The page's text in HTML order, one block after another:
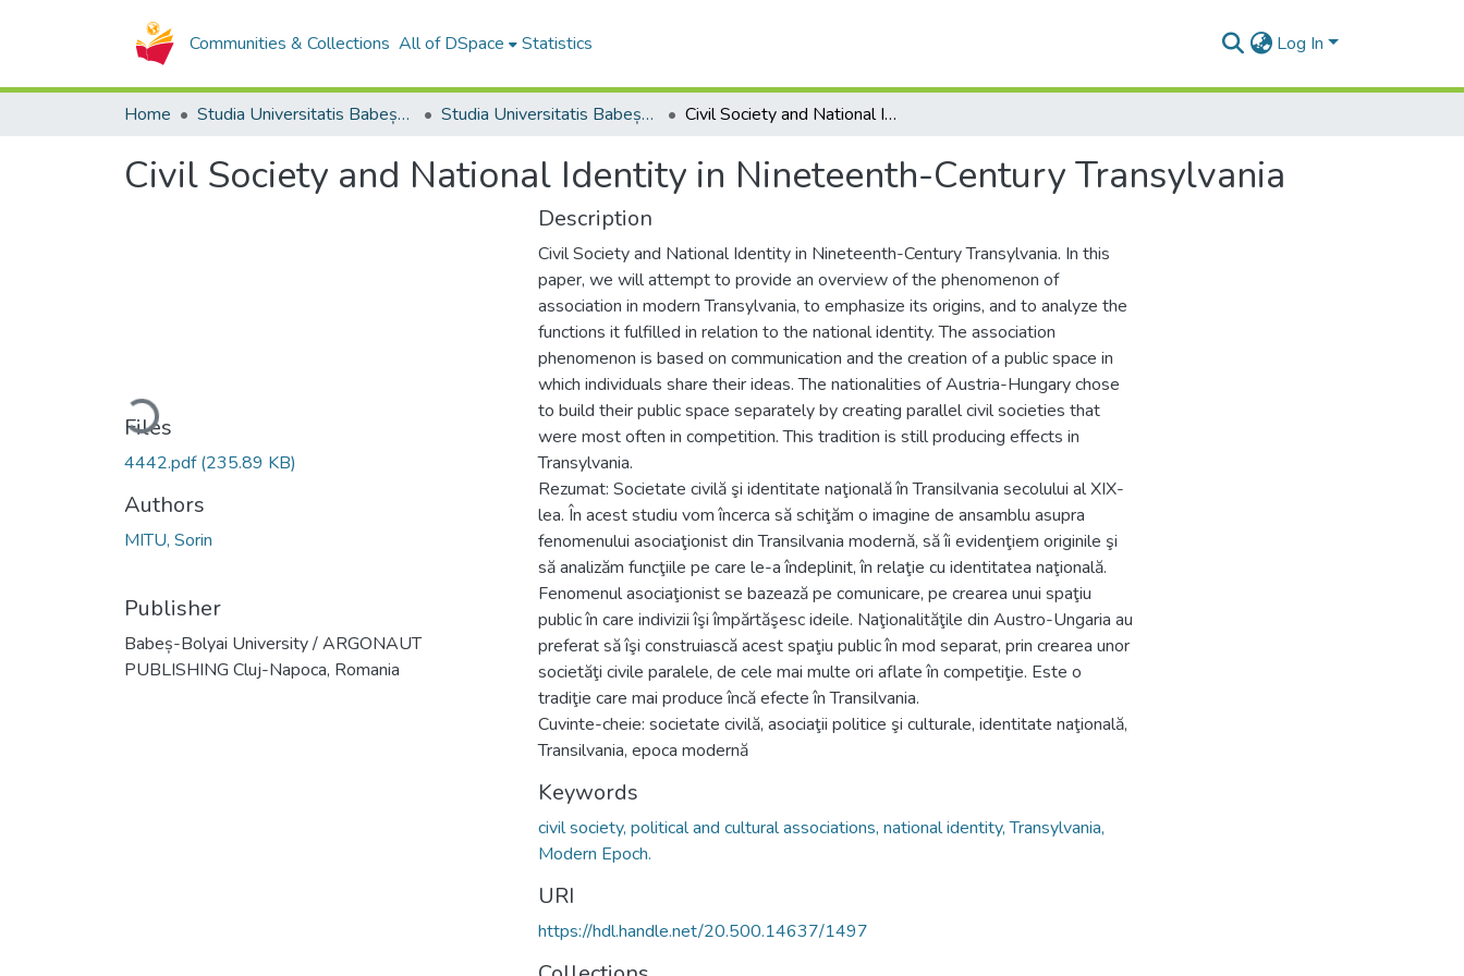
Communities & Collections All of DSpace Statistics Log In
Home Studia Universitatis Babeș-Bolyai Collection Studia Universitatis Babeș-Bolyai Historia Civil Society and National Identity in Nineteenth-Century Transylvania
Civil Society and National Identity in Nineteenth-Century Transylvania
Loading...
Files
4442.pdf(235.89 KB)
Authors
MITU, Sorin
Publisher
Babeș-Bolyai University / ARGONAUT
PUBLISHING Cluj-Napoca, Romania
Description
Civil Society and National Identity in Nineteenth-Century Transylvania. In this
paper, we will attempt to provide an overview of the phenomenon of
association in modern Transylvania, to emphasize its origins, and to analyze the
functions it fulfilled in relation to the national identity. The association
phenomenon is based on communication and the creation of a public space in
which individuals share their ideas. The nationalities of Austria-Hungary chose
to build their public space separately by creating parallel civil societies that
were most often in competition. This tradition is still producing effects in
Transylvania.
Rezumat: Societate civilă şi identitate naţională în Transilvania secolului al XIX-
lea. În acest studiu vom încerca să schiţăm o imagine de ansamblu asupra
fenomenului asociaţionist din Transilvania modernă, să îi evidenţiem originile şi
să analizăm funcţiile pe care le-a îndeplinit, în relaţie cu identitatea naţională.
Fenomenul asociaţionist se bazează pe comunicare, pe crearea unui spaţiu
public în care indivizii îşi împărtăşesc ideile. Naţionalităţile din Austro-Ungaria au
preferat să îşi construiască acest spaţiu public în mod separat, prin crearea unor
societăţi civile paralele, de cele mai multe ori aflate în competiţie. Este o
tradiţie care mai produce încă efecte în Transilvania.
Cuvinte-cheie: societate civilă, asociaţii politice şi culturale, identitate naţională,
Transilvania, epoca modernă
Keywords
civil society, political and cultural associations, national identity, Transylvania,
Modern Epoch.
URI
https://hdl.handle.net/20.500.14637/1497